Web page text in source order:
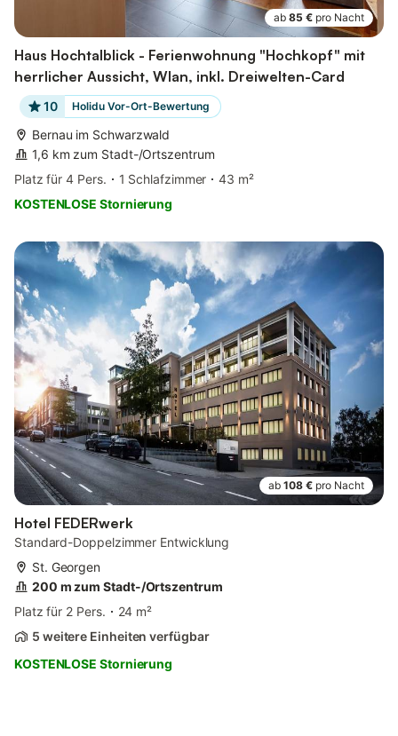
ab 85 € pro Nacht
Haus Hochtalblick - Ferienwohnung "Hochkopf" mit
herrlicher Aussicht, Wlan, inkl. Dreiwelten-Card
10 Holidu Vor-Ort-Bewertung
Bernau im Schwarzwald
1,6 km zum Stadt-/Ortszentrum
Platz für 4 Pers.
1 Schlafzimmer
43 m²
KOSTENLOSE Stornierung
ab 108 € pro Nacht
Hotel FEDERwerk
Standard-Doppelzimmer Entwicklung
St. Georgen
200 m zum Stadt-/Ortszentrum
Platz für 2 Pers.
24 m²
5 weitere Einheiten verfügbar
KOSTENLOSE Stornierung